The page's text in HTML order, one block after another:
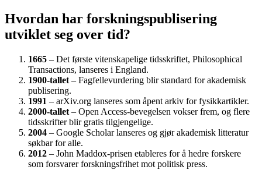
Hvordan har forskningspublisering
utviklet seg over tid?
1665 – Det første vitenskapelige tidsskriftet, Philosophical
Transactions, lanseres i England.
1900-tallet – Fagfellevurdering blir standard for akademisk
publisering.
1991 – arXiv.org lanseres som åpent arkiv for fysikkartikler.
2000-tallet – Open Access-bevegelsen vokser frem, og flere
tidsskrifter blir gratis tilgjengelige.
2004 – Google Scholar lanseres og gjør akademisk litteratur
søkbar for alle.
2012 – John Maddox-prisen etableres for å hedre forskere
som forsvarer forskningsfrihet mot politisk press.